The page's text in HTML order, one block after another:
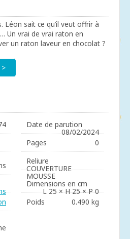
Léon sait ce qu’il veut offrir à
Un vrai de vrai raton en
un raton laveur en chocolat ?
Date de parution
08/02/2024
Pages
0
Reliure
COUVERTURE
MOUSSE
Dimensions en cm
L 25 × H 25 × P 0
Poids
0.490 kg